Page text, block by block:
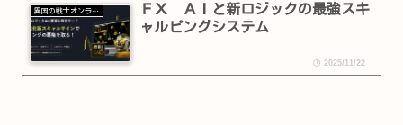
異国の戦士オンラインショップ
ＦＸ ＡＩと新ロジックの最強スキ
ャルピングシステム
2025/11/22